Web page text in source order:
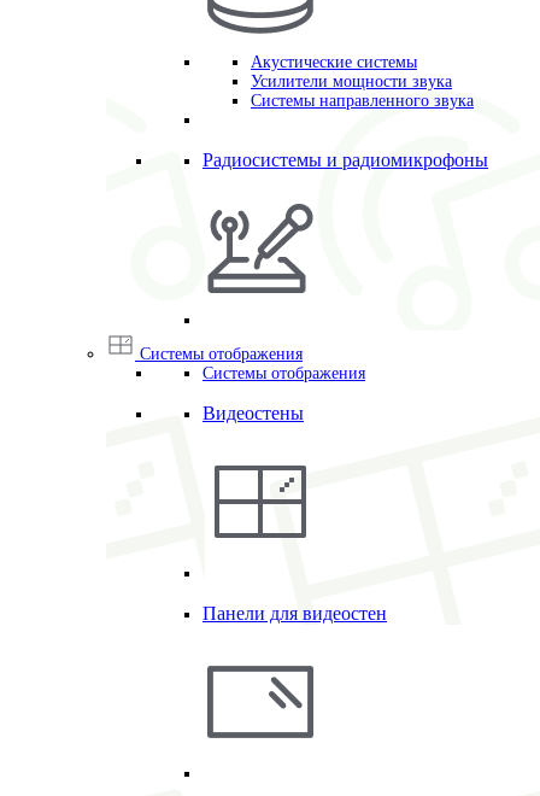
Акустические системы
Усилители мощности звука
Системы направленного звука
Радиосистемы и радиомикрофоны
Системы отображения
Системы отображения
Видеостены
Панели для видеостен